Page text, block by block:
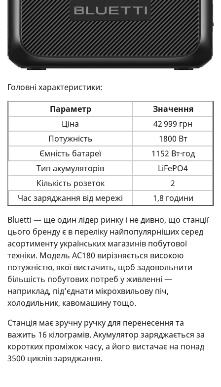
Головні характеристики:
Параметр
Значення
Ціна
42 999 грн
Потужність
1800 Вт
Ємність батареї
1152 Вт·год
Тип акумуляторів
LiFePO4
Кількість розеток
2
Час заряджання від мережі
1,8 години
Bluetti — ще один лідер ринку і не дивно, що станції
цього бренду є в переліку найпопулярніших серед
асортименту українських магазинів побутової
техніки. Модель AC180 вирізняється високою
потужністю, якої вистачить, щоб задовольнити
більшість побутових потреб у живленні —
наприклад, під’єднати мікрохвильову піч,
холодильник, кавомашину тощо.
Станція має зручну ручку для перенесення та
важить 16 кілограмів. Акумулятор заряджається за
коротких проміжок часу, а його вистачає на понад
3500 циклів заряджання.